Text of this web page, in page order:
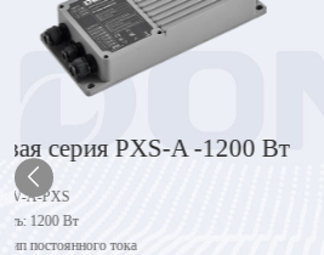
Базовая серия PXS-A -
Мощность: 1200 Вт
Серия: Тип постоянного тока